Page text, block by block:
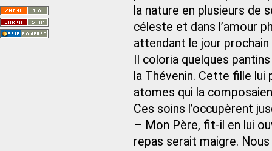
la nature en plusieurs de
céleste et dans l’amour
attendant le jour
Il coloria quelques
la Thévenin. Cette fille
atomes qui la
Ces soins l’occupèrent
– Mon Père, fit-il en lui
repas serait maigre. Nous
Saint-Nom.
Veuillez consulter le message du
service ci-dessous.
(401 - Invalid API key. Please see
https://openweathermap.org/faq#error401